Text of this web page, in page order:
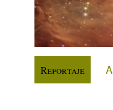
Reportaje